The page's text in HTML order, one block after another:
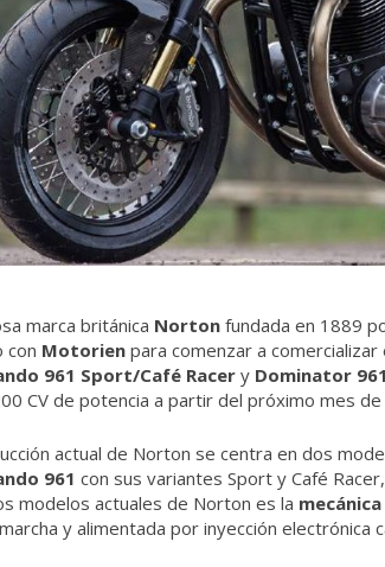
marca británica Norton fundada en 1889
con Motorien para comenzar a
961 Sport/Café Racer y Dominator 961
CV de potencia a partir del próximo mes
actual de Norton se centra en dos
961 con sus variantes Sport y Café
modelos actuales de Norton es la
y alimentada por inyección electrónica